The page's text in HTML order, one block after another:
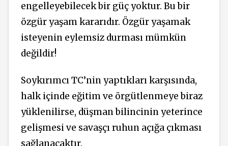
engelleyebilecek bir güç yoktur. Bu bir
özgür yaşam kararıdır. Özgür yaşamak
isteyenin eylemsiz durması mümkün
değildir!
Soykırımcı TC’nin yaptıkları karşısında,
halk içinde eğitim ve örgütlenmeye biraz
yüklenilirse, düşman bilincinin yeterince
gelişmesi ve savaşçı ruhun açığa çıkması
sağlanacaktır.